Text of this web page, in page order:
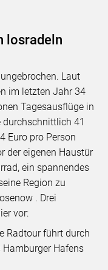
losradeln
Laut
im letzten Jahr 34
Tagesausflüge in
durchschnittlich 41
Euro pro Person
der eigenen Haustür
ein spannendes
Region zu
. Drei
vor:
Radtour führt durch
Hafens